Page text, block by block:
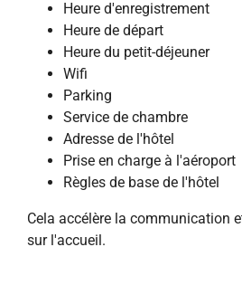
Heure d'enregistrement
Heure de départ
Heure du petit-déjeuner
Wifi
Parking
Service de chambre
Adresse de l'hôtel
Prise en charge à l'aéroport
Règles de base de l'hôtel
Cela accélère la communication
sur l'accueil.